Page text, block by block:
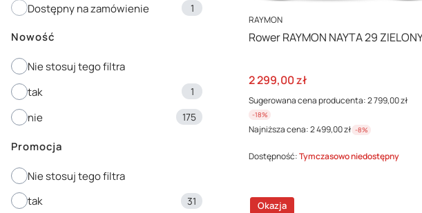
Dostępny na zamówienie 1
Nowość
Nie stosuj tego filtra
tak
1
nie 175
Promocja
Nie stosuj tego filtra
tak
31
PRODUCENT
RAYMON
Rower RAYMON NAYTA 29
Cena promocyjna
2 299,00 zł
Sugerowana cena producenta:2 799,00 zł
-18%
Najniższa cena:2 499,00 zł -8%
Dostępność:Tymczasowo niedostępny
Okazja